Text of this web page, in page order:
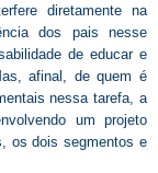
diretamente na
dos pais nesse
de educar e
afinal, de quem é
nessa tarefa, a
um projeto
os dois segmentos e